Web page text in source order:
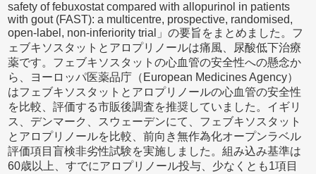
safety of febuxostat compared with allopurinol in patients
with gout (FAST): a multicentre, prospective, randomised,
open-label, non-inferiority trial」の要旨をまとめました。フ
ェブキソスタットとアロプリノールは痛風、尿酸低下治療
薬です。フェブキソスタットの心血管の安全性への懸念か
ら、ヨーロッパ医薬品庁（European Medicines Agency）
はフェブキソスタットとアロプリノールの心血管の安全性
を比較、評価する市販後調査を推奨していました。イギリ
ス、デンマーク、スウェーデンにて、フェブキソスタット
とアロプリノールを比較、前向き無作為化オープンラベル
評価項目盲検非劣性試験を実施しました。組み込み基準は
60歳以上、すでにアロプリノール投与、少なくとも1項目